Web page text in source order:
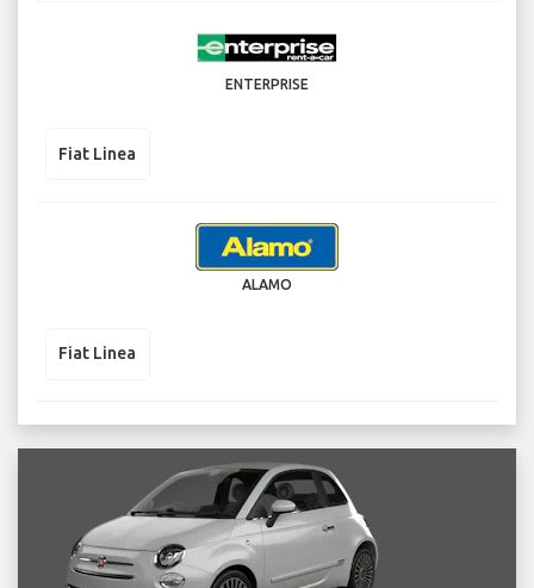
ENTERPRISE
Fiat Linea
ALAMO
Fiat Linea